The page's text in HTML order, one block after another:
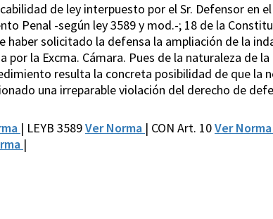
de ley interpuesto por el Sr. Defensor en
Penal -según ley 3589 y mod.-; 18 de la
haber solicitado la defensa la ampliación de la
por la Excma. Cámara. Pues de la naturaleza de
resulta la concreta posibilidad de que la
una irreparable violación del derecho de
| LEYB 3589Ver Norma | CON Art. 10Ver Norma
|